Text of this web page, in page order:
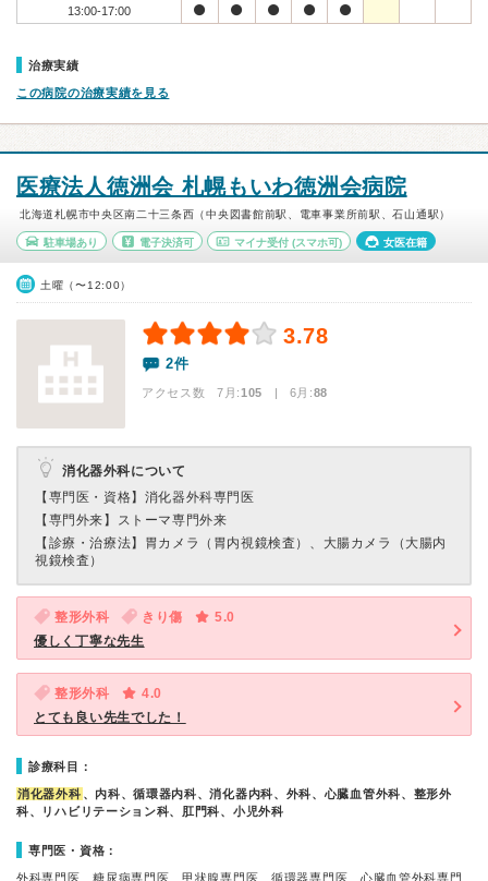
13:00-17:00
治療実績
この病院の治療実績を見る
医療法人徳洲会 札幌もいわ徳洲会病院
北海道札幌市中央区南二十三条西（中央図書館前駅、電車事業所前駅、石山通駅）
駐車場あり 電子決済可 マイナ受付 (スマホ可) 女医在籍
土曜（〜12:00）
3.78
2件
アクセス数 7月:105 | 6月:88
消化器外科について
【専門医・資格】 消化器外科専門医
【専門外来】 ストーマ専門外来
【診療・治療法】 胃カメラ（胃内視鏡検査）、大腸カメラ（大腸内
視鏡検査）
整形外科 きり傷
5.0
優しく丁寧な先生
整形外科
4.0
とても良い先生でした！
診療科目：
消化器外科 、内科、循環器内科、消化器内科、外科、心臓血管外科、整形外
科、リハビリテーション科、肛門科、小児外科
専門医・資格：
外科専門医、糖尿病専門医、甲状腺専門医、循環器専門医、心臓血管外科専門